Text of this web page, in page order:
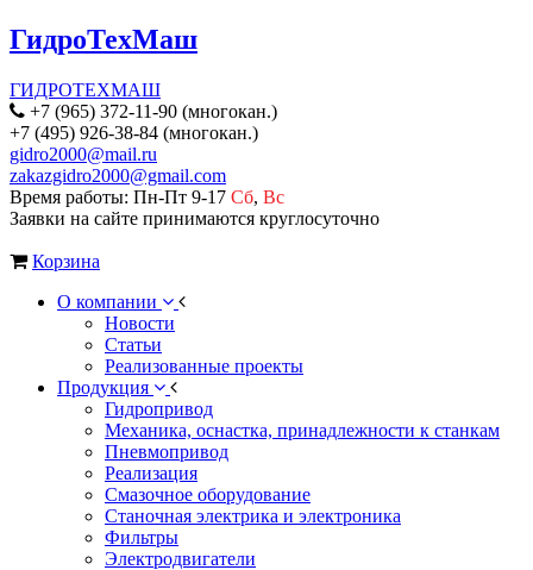
ГидроТехМаш
ГИДРОТЕХМАШ
+7 (965) 372-11-90 (многокан.)
+7 (495) 926-38-84 (многокан.)
gidro2000@mail.ru
zakazgidro2000@gmail.com
Время работы: Пн-Пт 9-17 Сб, Вс
Заявки на сайте принимаются круглосуточно
Корзина
О компании
Новости
Статьи
Реализованные проекты
Продукция
Гидропривод
Механика, оснастка, принадлежности к станкам
Пневмопривод
Реализация
Смазочное оборудование
Станочная электрика и электроника
Фильтры
Электродвигатели